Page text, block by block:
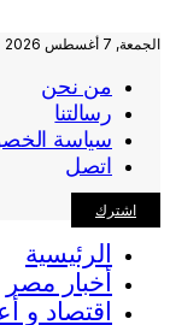
الجمعة, 7 أغسطس 2026
من نحن
رسالتنا
سياسة
اتصل
اشترك
الرئيسية
أخبار مصر
اقتصاد و